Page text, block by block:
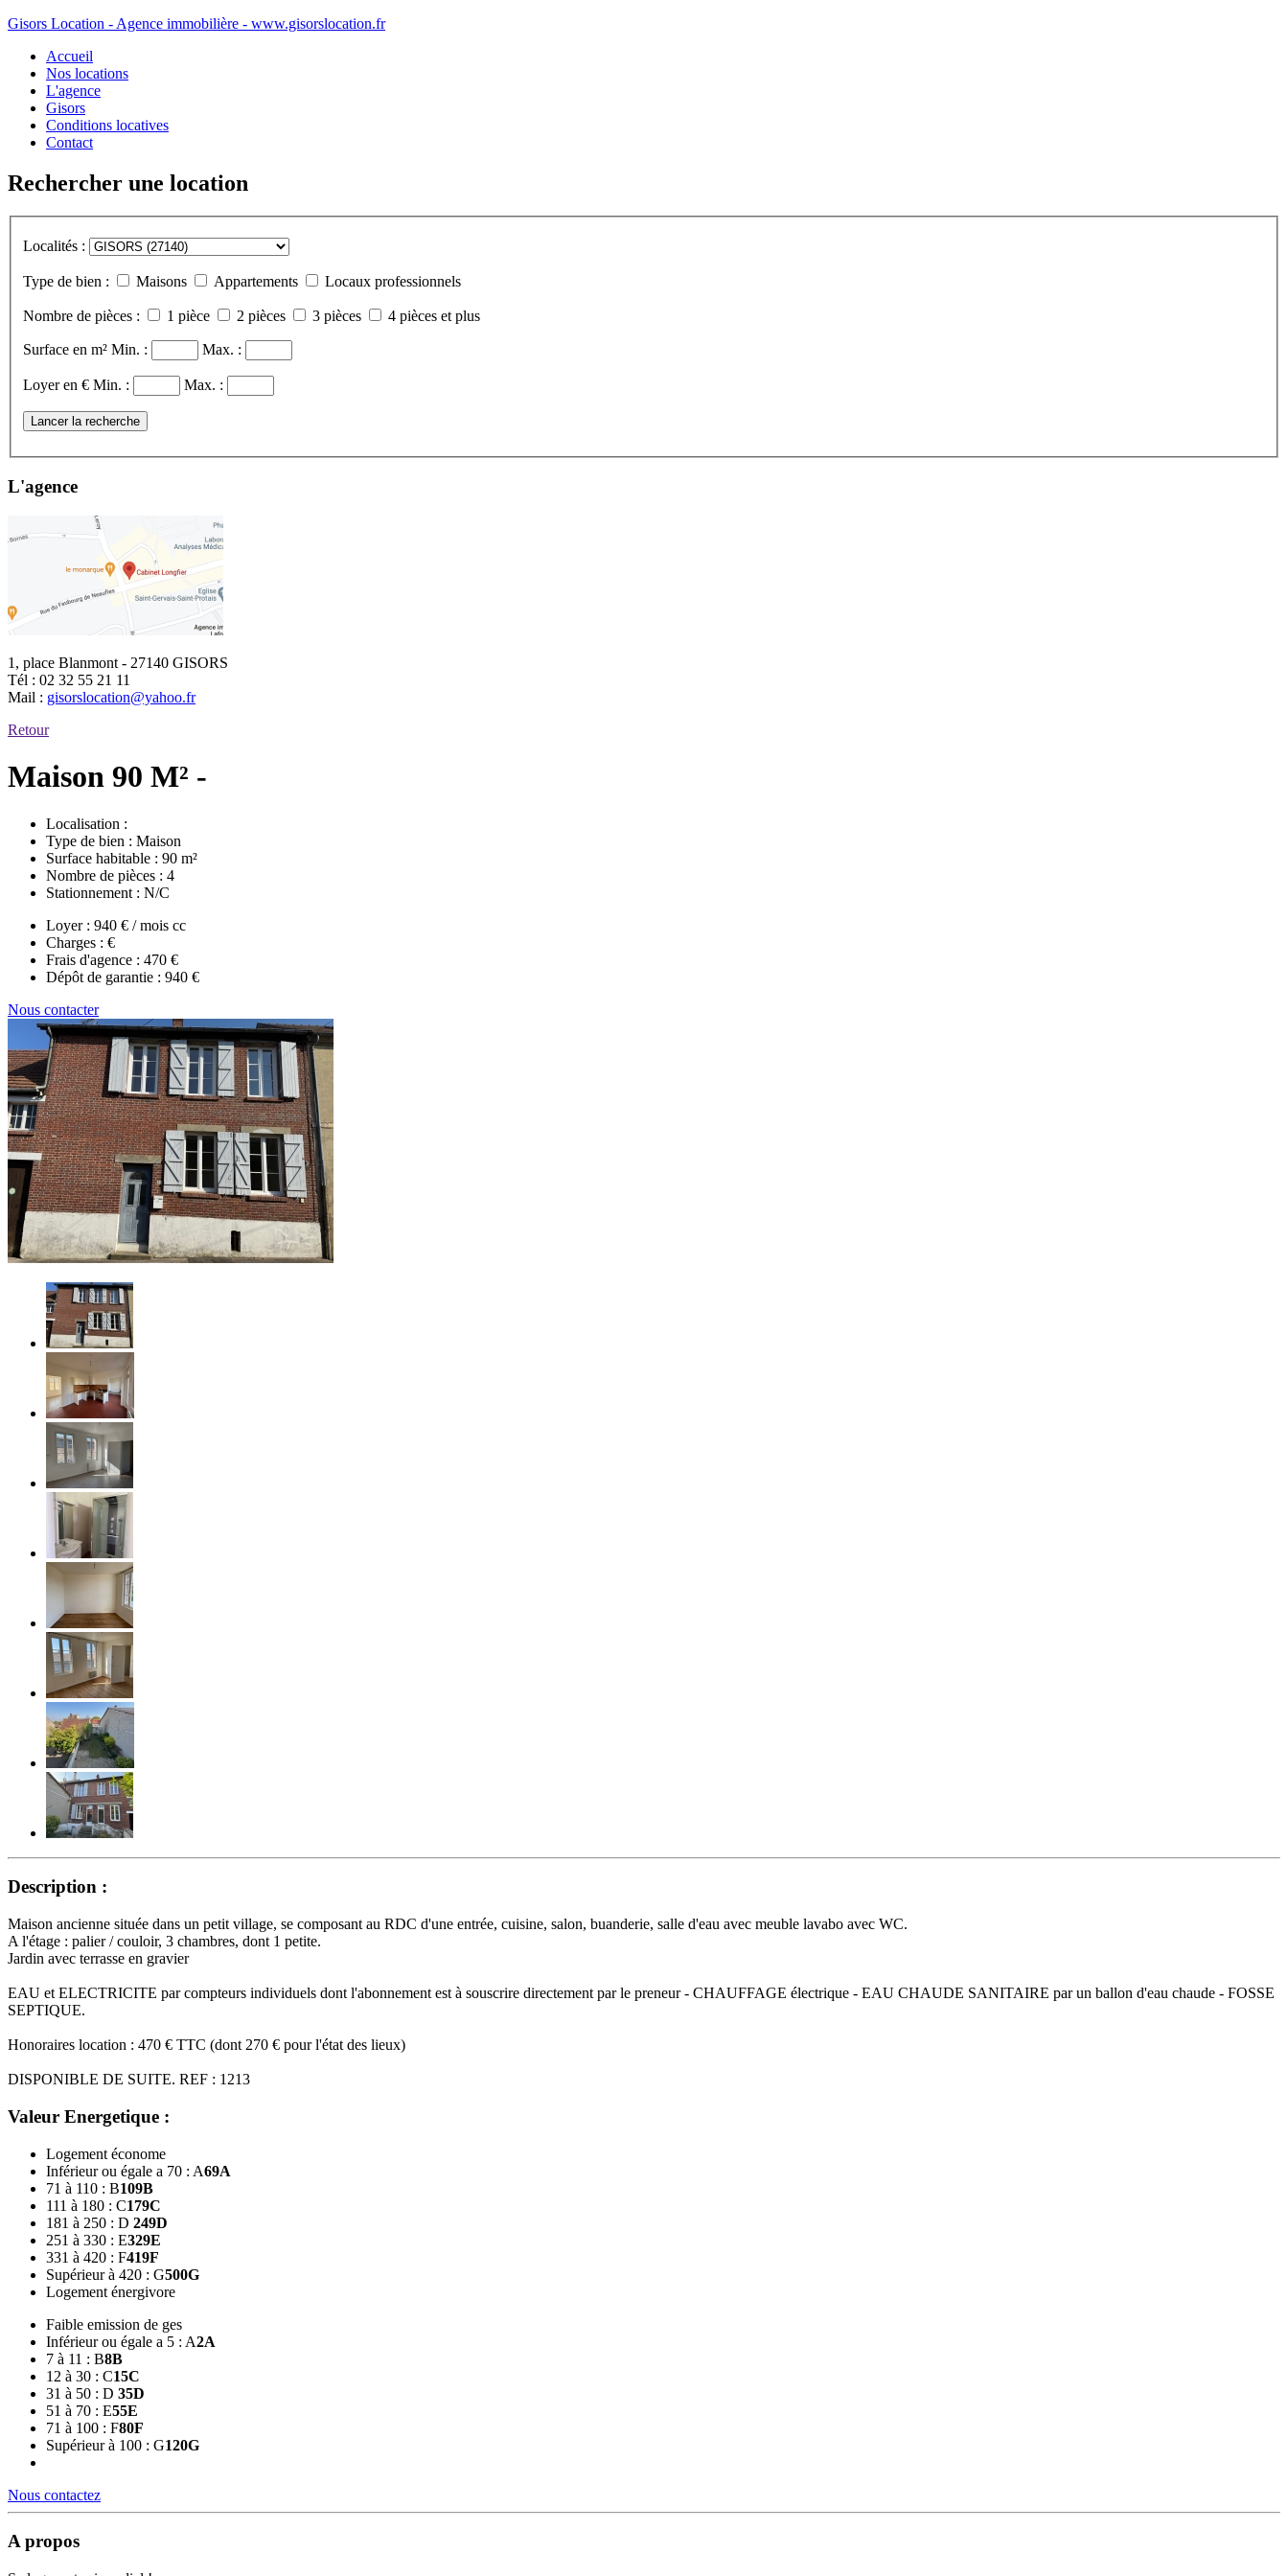
Gisors Location - Agence immobilière - www.gisorslocation.fr
Accueil
Nos locations
L'agence
Gisors
Conditions locatives
Contact
Rechercher une location
Localités :
Type de bien : Maisons Appartements Locaux professionnels
Nombre de pièces : 1 pièce 2 pièces 3 pièces 4 pièces et plus
Surface en m² Min. : Max. :
Loyer en € Min. : Max. :
Lancer la recherche
L'agence
1, place Blanmont - 27140 GISORS
Tél : 02 32 55 21 11
Mail : gisorslocation@yahoo.fr
Retour
Maison 90 M² -
Localisation :
Type de bien : Maison
Surface habitable : 90 m²
Nombre de pièces : 4
Stationnement : N/C
Loyer : 940 € / mois cc
Charges : €
Frais d'agence : 470 €
Dépôt de garantie : 940 €
Nous contacter
Description :
Maison ancienne située dans un petit village, se composant au RDC d'une entrée, cuisine, salon, buanderie, salle d'eau avec meuble lavabo avec WC.
A l'étage : palier / couloir, 3 chambres, dont 1 petite.
Jardin avec terrasse en gravier
EAU et ELECTRICITE par compteurs individuels dont l'abonnement est à souscrire directement par le preneur - CHAUFFAGE électrique - EAU CHAUDE SANITAIRE par un ballon d'eau chaude - FOSSE
SEPTIQUE.
Honoraires location : 470 € TTC (dont 270 € pour l'état des lieux)
DISPONIBLE DE SUITE. REF : 1213
Valeur Energetique :
Logement économe
Inférieur ou égale a 70 : A69A
71 à 110 : B109B
111 à 180 : C179C
181 à 250 : D 249D
251 à 330 : E329E
331 à 420 : F419F
Supérieur à 420 : G500G
Logement énergivore
Faible emission de ges
Inférieur ou égale a 5 : A2A
7 à 11 : B8B
12 à 30 : C15C
31 à 50 : D 35D
51 à 70 : E55E
71 à 100 : F80F
Supérieur à 100 : G120G
Nous contactez
A propos